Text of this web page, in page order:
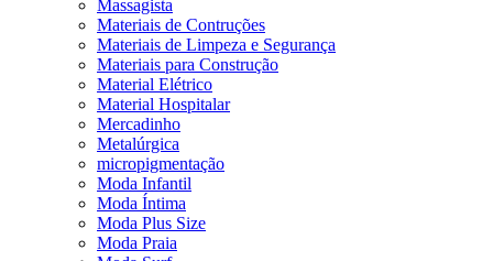
Massagista
Materiais de Contruções
Materiais de Limpeza e Segurança
Materiais para Construção
Material Elétrico
Material Hospitalar
Mercadinho
Metalúrgica
micropigmentação
Moda Infantil
Moda Íntima
Moda Plus Size
Moda Praia